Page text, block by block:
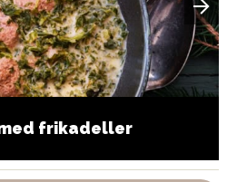
frikadeller